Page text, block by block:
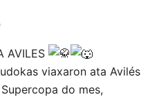
AVILES
viaxaron ata Avilés
do mes,